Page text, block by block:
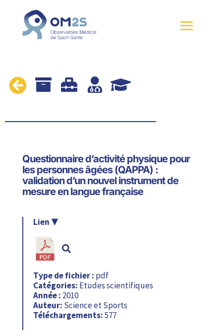
    
Questionnaire d’activité physique pour
les personnes âgées (QAPPA) :
validation d’un nouvel instrument de
mesure en langue française
Type de fichier : pdf
Catégories: Etudes scientifiques
Année : 2010
Auteur: Science et Sports
Téléchargements:577